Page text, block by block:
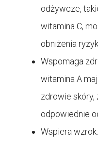
odżywcze,
witamina C,
obniżenia
Wspomaga
witamina A
zdrowie skóry,
odpowiednie
Wspiera